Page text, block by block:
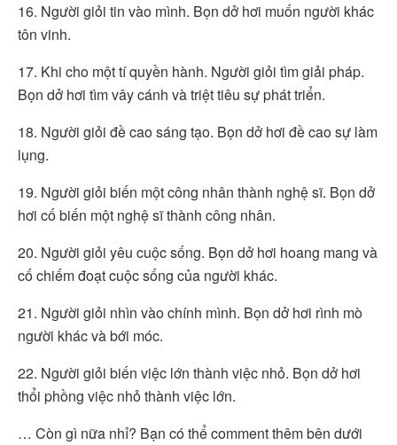
16. Người giỏi tin vào mình. Bọn dở hơi muốn người khác
tôn vinh.
17. Khi cho một tí quyền hành. Người giỏi tìm giải pháp.
Bọn dở hơi tìm vây cánh và triệt tiêu sự phát triển.
18. Người giỏi đề cao sáng tạo. Bọn dở hơi đề cao sự làm
lụng.
19. Người giỏi biến một công nhân thành nghệ sĩ. Bọn dở
hơi cố biến một nghệ sĩ thành công nhân.
20. Người giỏi yêu cuộc sống. Bọn dở hơi hoang mang và
cố chiếm đoạt cuộc sống của người khác.
21. Người giỏi nhìn vào chính mình. Bọn dở hơi rình mò
người khác và bới móc.
22. Người giỏi biến việc lớn thành việc nhỏ. Bọn dở hơi
thổi phồng việc nhỏ thành việc lớn.
… Còn gì nữa nhỉ? Bạn có thể comment thêm bên dưới